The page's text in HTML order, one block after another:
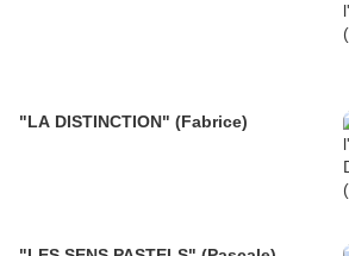
"LA DISTINCTION" (Fabrice)